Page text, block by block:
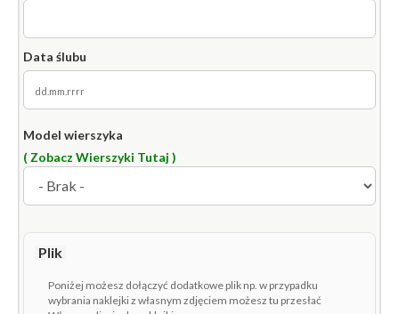
Data ślubu
Model wierszyka
( Zobacz Wierszyki Tutaj )
Plik
Poniżej możesz dołączyć dodatkowe plik np. w przypadku
wybrania naklejki z własnym zdjęciem możesz tu przesłać